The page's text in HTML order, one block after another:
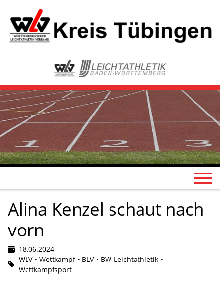
Alina Kenzel schaut nach
vorn
18.06.2024
WLV
Wettkampf BLV
BW-Leichtathletik
Wettkampfsport